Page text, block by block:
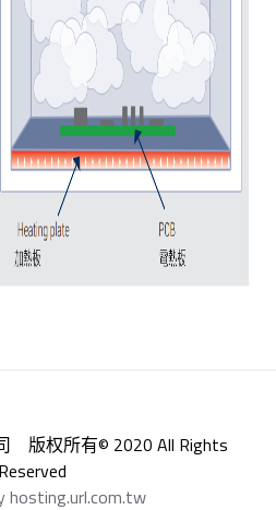
版权所有© 2020 All Rights
Reserved
hosting.url.com.tw